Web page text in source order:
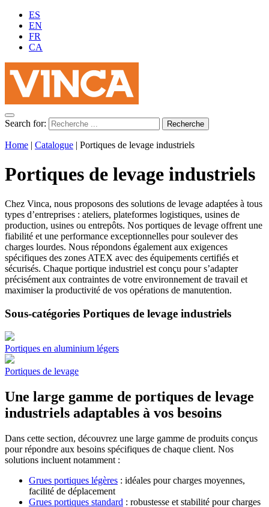
ES
EN
FR
CA
Search for:
Home | Catalogue | Portiques de levage industriels
Portiques de levage industriels
Chez Vinca, nous proposons des solutions de levage adaptées à tous
types d’entreprises : ateliers, plateformes logistiques, usines de
production, usines ou entrepôts. Nos portiques de levage offrent une
fiabilité et une performance exceptionnelles pour soulever des
charges lourdes. Nous répondons également aux exigences
spécifiques des zones ATEX avec des équipements certifiés et
sécurisés. Chaque portique industriel est conçu pour s’adapter
précisément aux contraintes de votre environnement de travail et
maximiser la productivité de vos opérations de manutention.
Sous-catégories Portiques de levage industriels
Portiques en aluminium légers
Portiques de levage
Une large gamme de portiques de levage
industriels adaptables à vos besoins
Dans cette section, découvrez une large gamme de produits conçus
pour répondre aux besoins spécifiques de chaque client. Nos
solutions incluent notamment :
Grues portiques légères : idéales pour charges moyennes,
facilité de déplacement
Grues portiques standard : robustesse et stabilité pour charges